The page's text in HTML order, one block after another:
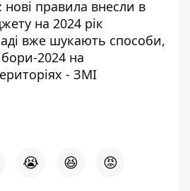
правила внесли в
на 2024 рік
вже шукають способи,
2024 на
- ЗМІ
😭 😆 😡